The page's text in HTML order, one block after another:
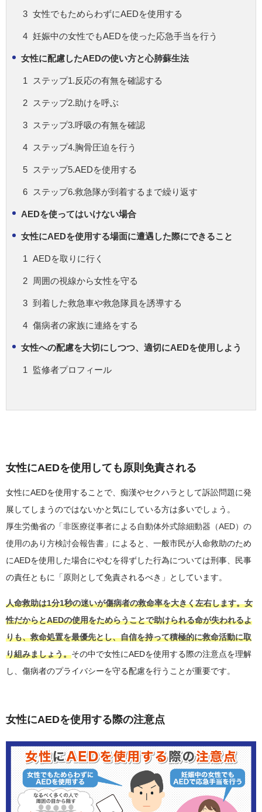
女性でもためらわずにAEDを使用する
妊娠中の女性でもAEDを使った応急手当を行う
女性に配慮したAEDの使い方と心肺蘇生法
ステップ1.反応の有無を確認する
ステップ2.助けを呼ぶ
ステップ3.呼吸の有無を確認
ステップ4.胸骨圧迫を行う
ステップ5.AEDを使用する
ステップ6.救急隊が到着するまで繰り返す
AEDを使ってはいけない場合
女性にAEDを使用する場面に遭遇した際にできること
AEDを取りに行く
周囲の視線から女性を守る
到着した救急車や救急隊員を誘導する
傷病者の家族に連絡をする
女性への配慮を大切にしつつ、適切にAEDを使用しよう
監修者プロフィール
女性にAEDを使用しても原則免責される
女性にAEDを使用することで、痴漢やセクハラとして訴訟問題に発
展してしまうのではないかと気にしている方は多いでしょう。
厚生労働省の 「非医療従事者による自動体外式除細動器（AED）の
使用のあり方検討会報告書」 によると、一般市民が人命救助のため
にAEDを使用した場合にやむを得ずした行為については刑事、民事
の責任ともに「原則として免責されるべき」としています。
人命救助は1分1秒の迷いが傷病者の救命率を大きく左右します。女
性だからとAEDの使用をためらうことで助けられる命が失われるよ
りも、救命処置を最優先とし、自信を持って積極的に救命活動に取
り組みましょう。その中で女性にAEDを使用する際の注意点を理解
し、傷病者のプライバシーを守る配慮を行うことが重要です。
女性にAEDを使用する際の注意点